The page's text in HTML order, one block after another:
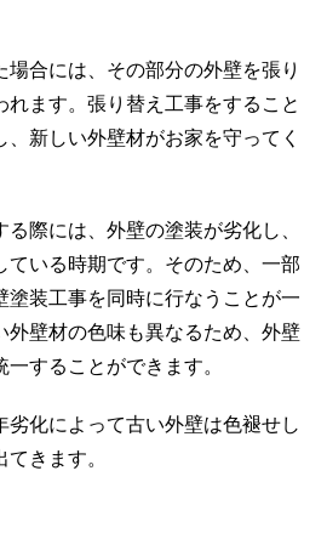
合には、その部分の外壁を張り
れます。張り替え工事をすること
新しい外壁材がお家を守ってく
際には、外壁の塗装が劣化し、
ている時期です。そのため、一部
塗装工事を同時に行なうことが一
外壁材の色味も異なるため、外壁
することができます。
劣化によって古い外壁は色褪せし
きます。